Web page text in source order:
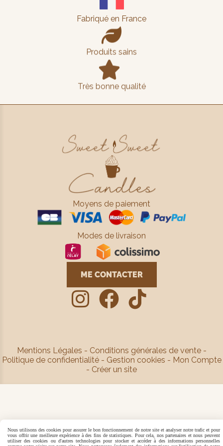
Fabriqué en France

Produits sains

Très bonne qualité
Moyens de paiement
Modes de livraison
ME CONTACTER
  
Mentions Légales
Conditions générales de vente
Politique de confidentialité
Gestion cookies
Mon Compte
Créer un site
Nous utilisons des cookies pour assurer le bon fonctionnement de notre site et analyser notre trafic et pour
vous offrir une meilleure expérience à des fins de statistiques. Pour cela, nos partenaires et nous peuvent
utiliser des cookies ou d'autres technologies pour stocker et accéder à des informations personnelles